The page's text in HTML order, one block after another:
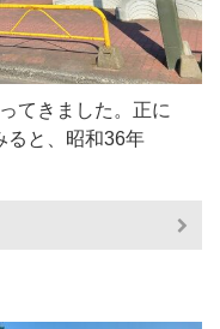
てきました。正に
ると、昭和36年